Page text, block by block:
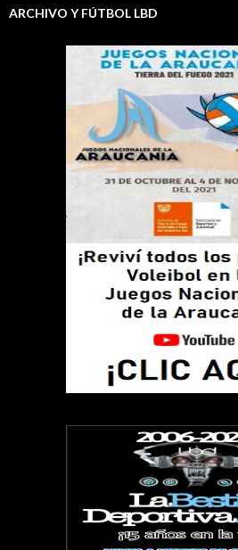
ARCHIVO Y FÚTBOL LBD